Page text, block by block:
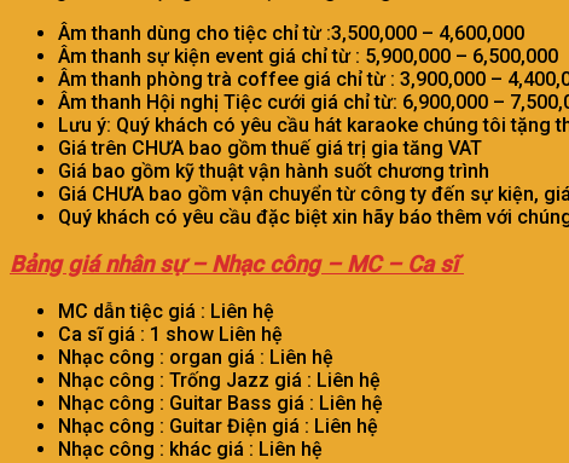
Âm thanh dùng cho tiệc chỉ từ :3,500,000 – 4,600,000
Âm thanh sự kiện event giá chỉ từ : 5,900,000 – 6,500,000
Âm thanh phòng trà coffee giá chỉ từ : 3,900,000 –
Âm thanh Hội nghị Tiệc cưới giá chỉ từ: 6,900,000 –
Lưu ý: Quý khách có yêu cầu hát karaoke chúng tôi tặng
Giá trên CHƯA bao gồm thuế giá trị gia tăng VAT
Giá bao gồm kỹ thuật vận hành suốt chương trình
Giá CHƯA bao gồm vận chuyển từ công ty đến sự kiện,
Quý khách có yêu cầu đặc biệt xin hãy báo thêm với
Bảng giá nhân sự – Nhạc công – MC – Ca sĩ
MC dẫn tiệc giá : Liên hệ
Ca sĩ giá : 1 show Liên hệ
Nhạc công : organ giá : Liên hệ
Nhạc công : Trống Jazz giá : Liên hệ
Nhạc công : Guitar Bass giá : Liên hệ
Nhạc công : Guitar Điện giá : Liên hệ
Nhạc công : khác giá : Liên hệ